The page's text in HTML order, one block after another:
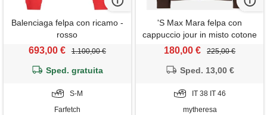
Balenciaga felpa con ricamo -
rosso
693,00 € 1.100,00 €
Sped. gratuita
S-M
Farfetch
'S Max Mara felpa con
cappuccio jour in misto cotone
180,00 € 225,00 €
Sped. 13,00 €
IT 38 IT 46
mytheresa